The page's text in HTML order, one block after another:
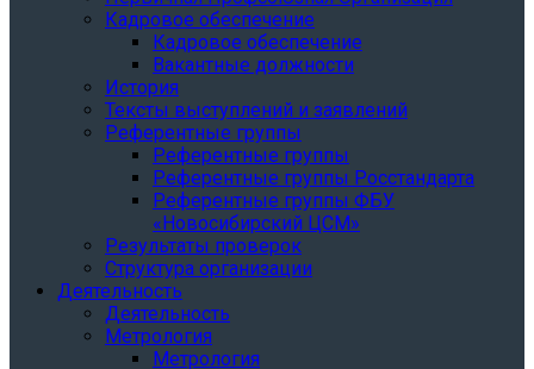
Кадровое обеспечение
Кадровое обеспечение
Вакантные должности
История
Тексты выступлений и заявлений
Референтные группы
Референтные группы
Референтные группы Росстандарта
Референтные группы ФБУ
«Новосибирский ЦСМ»
Результаты проверок
Структура организации
Деятельность
Деятельность
Метрология
Метрология